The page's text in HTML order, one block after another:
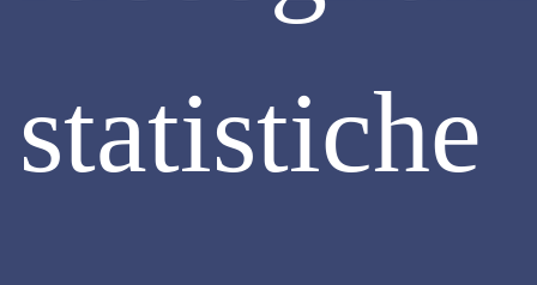
CRISI D'IMPRESA
statistiche